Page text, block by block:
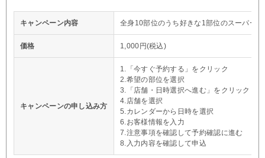
キャンペーン内容 全身10部位のうち好きな1部位のスーパー
価格 1,000円(税込)
キャンペーンの申し込み方
1.「今すぐ予約する」をクリック
2.希望の部位を選択
3.「店舗・日時選択へ進む」をクリック
4.店舗を選択
5.カレンダーから日時を選択
6.お客様情報を入力
7.注意事項を確認して予約確認に進む
8.入力内容を確認して申込